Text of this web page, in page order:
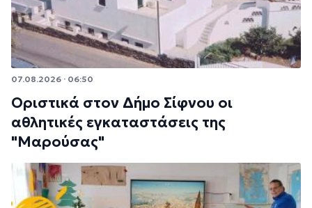
07.08.2026 · 06:50
Οριστικά στον Δήμο Σίφνου οι
αθλητικές εγκαταστάσεις της
"Μαρούσας"